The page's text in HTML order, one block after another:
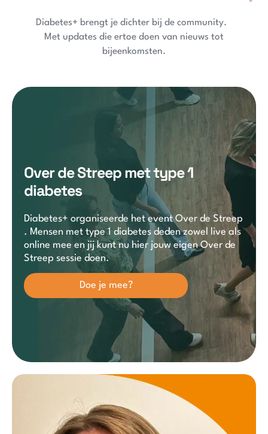
Diabetes+ brengt je dichter bij de community.
Met updates die ertoe doen van nieuws tot
bijeenkomsten.
Over de Streep met type 1
diabetes
Diabetes+ organiseerde het event Over de Streep
. Mensen met type 1 diabetes deden zowel live als
online mee en jij kunt nu hier jouw eigen Over de
Streep sessie doen.
Doe je mee?